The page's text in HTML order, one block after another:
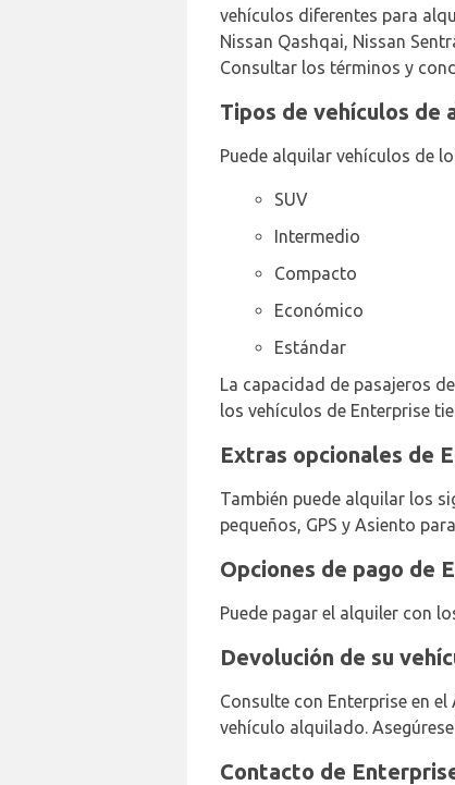
vehículos diferentes para
Nissan Qashqai, Nissan
Consultar los términos y
Tipos de vehículos de
Puede alquilar vehículos de
SUV
Intermedio
Compacto
Económico
Estándar
La capacidad de pasajeros
los vehículos de Enterprise
Extras opcionales de
También puede alquilar los
pequeños, GPS y Asiento
Opciones de pago de
Puede pagar el alquiler con
Devolución de su
Consulte con Enterprise en
vehículo alquilado.
Contacto de